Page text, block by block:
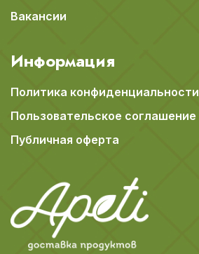
Вакансии
Информация
Политика конфиденциальности
Пользовательское соглашение
Публичная оферта